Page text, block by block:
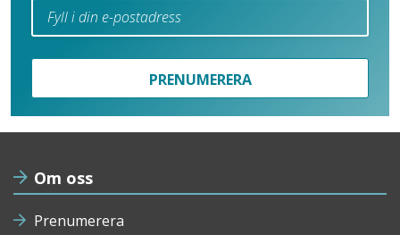
PRENUMERERA
Om oss
Prenumerera